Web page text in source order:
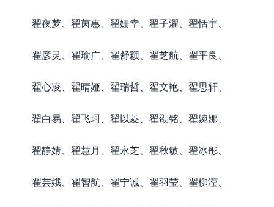
翟夜梦、翟茵惠、翟姗幸、翟子濯、翟恬宇、
翟彦灵、翟瑜广、翟舒颖、翟芝航、翟平良、
翟心凌、翟晴娅、翟瑞哲、翟文艳、翟思轩、
翟白易、翟飞珂、翟以菱、翟劭铭、翟婉娜、
翟静婧、翟慧月、翟永芝、翟秋敏、翟冰彤、
翟芸娥、翟智航、翟宁诚、翟羽莹、翟柳滢、